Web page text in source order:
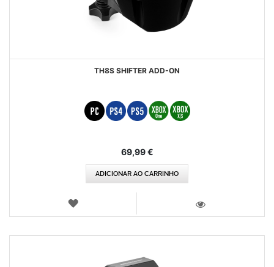
TH8S SHIFTER ADD-ON
69,99 €
ADICIONAR AO CARRINHO
LISTA